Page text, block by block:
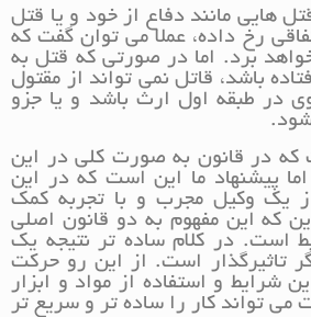
هایی مانند دفاع از خود و یا قتل
رخ داده، عملا می توان گفت که
برد. اما در صورتی که قتل به
باشد، قاتل نمی تواند از مقتول
در طبقه اول ارث باشد و یا جزو
که در قانون به صورت کلی در این
پیشنهاد ما این است که در این
یک وکیل مجرب و با تجربه کمک
که این مفهوم به دو قانون اصلی
است. در کلام ساده تر نتیجه یک
تاثیرگذار است. از این رو حرکت
شرایط و استفاده از مواد و ابزار
تواند کار را ساده تر و سریع تر